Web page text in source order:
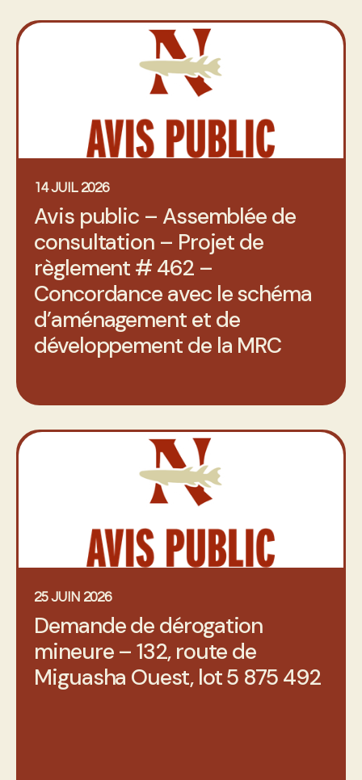
14 JUIL 2026
Avis public – Assemblée de
consultation – Projet de
règlement # 462 –
Concordance avec le schéma
d’aménagement et de
développement de la MRC
25 JUIN 2026
Demande de dérogation
mineure – 132, route de
Miguasha Ouest, lot 5 875 492